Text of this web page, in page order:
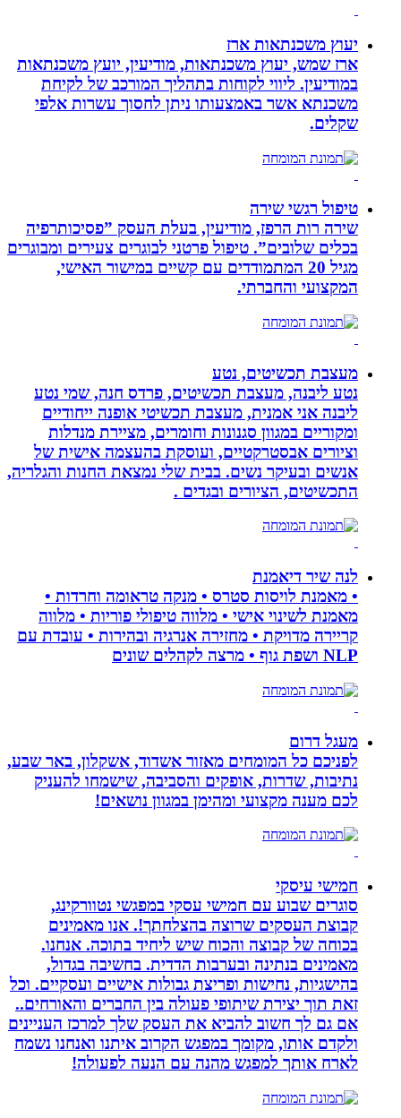
יעוץ משכנתאות ארז
ארז שמש, יעוץ משכנתאות, מודיעין, יועץ משכנתאות
במודיעין. ליווי לקוחות בתהליך המורכב של לקיחת
משכנתא אשר באמצעותו ניתן לחסוך עשרות אלפי
שקלים.
טיפול רגשי שירה
שירה רות הרפז, מודיעין, בעלת העסק ”פסיכותרפיה
בכלים שלובים”. טיפול פרטני לבוגרים צעירים ומבוגרים
מגיל 20 המתמודדים עם קשיים במישור האישי,
המקצועי והחברתי.
מעצבת תכשיטים, נטע
נטע ליבנה, מעצבת תכשיטים, פרדס חנה, שמי נטע
ליבנה אני אמנית, מעצבת תכשיטי אופנה ייחודיים
ומקוריים במגוון סגנונות וחומרים, מציירת מנדלות
וציורים אבסטרקטיים, ועוסקת בהעצמה אישית של
אנשים ובעיקר נשים. בבית שלי נמצאת החנות והגלריה,
התכשיטים, הציורים ובגדים .
לנה שיר דיאמנת
• מאמנת לויסות סטרס • מנקה טראומה וחרדות •
מאמנת לשינוי אישי • מלווה טיפולי פוריות • מלווה
קריירה מדויקת • מחזירה אנרגיה ובהירות • עובדת עם
NLP ושפת גוף • מרצה לקהלים שונים
מעגל דרום
לפניכם כל המומחים מאזור אשדוד, אשקלון, באר שבע,
נתיבות, שדרות, אופקים והסביבה, שישמחו להעניק
לכם מענה מקצועי ומהימן במגוון נושאים!
חמישי עיסקי
סוגרים שבוע עם חמישי עסקי במפגשי נטוורקינג,
קבוצת העסקים שרוצה בהצלחתך!. אנו מאמינים
בכוחה של קבוצה והכוח שיש ליחיד בתוכה. אנחנו.
מאמינים בנתינה ובערבות הדדית. בחשיבה בגדול,
בהישגיות, נחישות ופריצת גבולות אישיים ועסקיים. וכל
זאת תוך יצירת שיתופי פעולה בין החברים והאורחים..
אם גם לך חשוב להביא את העסק שלך למרכז העניינים
ולקדם אותו, מקומך במפגש הקרוב איתנו ואנחנו נשמח
לארח אותך למפגש מהנה עם הנעה לפעולה!